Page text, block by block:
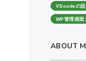
VScodeの
WP管理画面
ABOUT